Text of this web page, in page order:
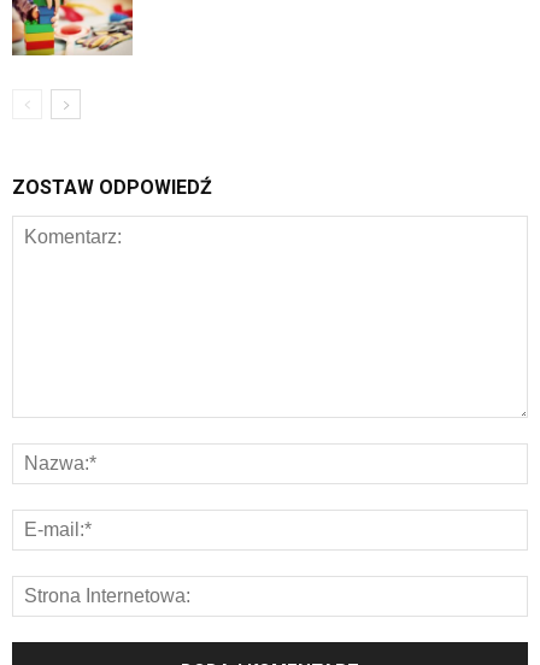
ZOSTAW ODPOWIEDŹ